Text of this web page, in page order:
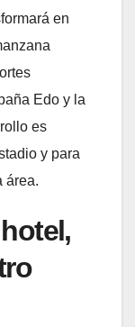
en
Edo y la
es
y para
área.